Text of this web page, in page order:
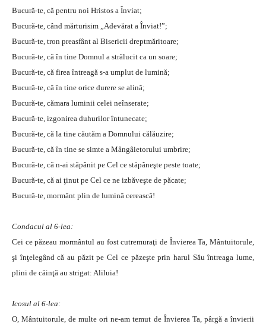
Bucură-te, că pentru noi Hristos a Înviat;
Bucură-te, când mărturisim „Adevărat a Înviat!”;
Bucură-te, tron preasfânt al Bisericii dreptmăritoare;
Bucură-te, că în tine Domnul a strălucit ca un soare;
Bucură-te, că firea întreagă s-a umplut de lumină;
Bucură-te, că în tine orice durere se alină;
Bucură-te, cămara luminii celei neînserate;
Bucură-te, izgonirea duhurilor întunecate;
Bucură-te, că la tine căutăm a Domnului călăuzire;
Bucură-te, că în tine se simte a Mângâietorului umbrire;
Bucură-te, că n-ai stăpânit pe Cel ce stăpâneşte peste toate;
Bucură-te, că ai ţinut pe Cel ce ne izbăveşte de păcate;
Bucură-te, mormânt plin de lumină cerească!
Condacul al 6-lea:
Cei ce păzeau mormântul au fost cutremuraţi de Învierea Ta, Mântuitorule,
şi înţelegând că au păzit pe Cel ce păzeşte prin harul Său întreaga lume,
plini de căinţă au strigat: Aliluia!
Icosul al 6-lea:
O, Mântuitorule, de multe ori ne-am temut de Învierea Ta, pârgă a învierii